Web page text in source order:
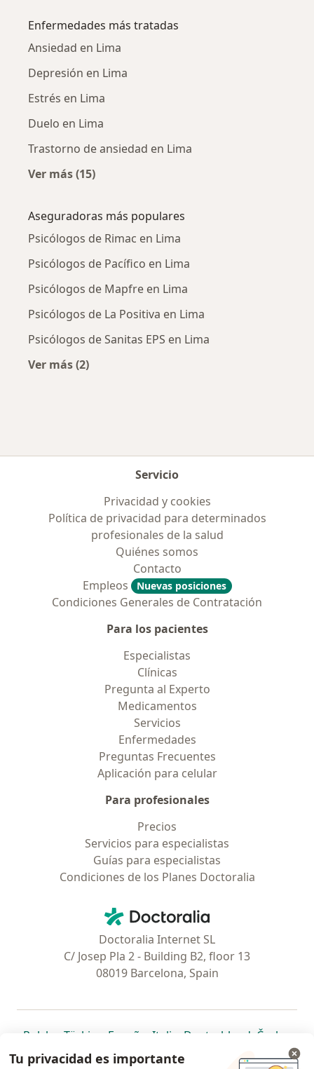
Enfermedades más tratadas
Ansiedad en Lima
Depresión en Lima
Estrés en Lima
Duelo en Lima
Trastorno de ansiedad en Lima
Ver más (15)
Aseguradoras más populares
Psicólogos de Rimac en Lima
Psicólogos de Pacífico en Lima
Psicólogos de Mapfre en Lima
Psicólogos de La Positiva en Lima
Psicólogos de Sanitas EPS en Lima
Ver más (2)
Servicio
Privacidad y cookies
Política de privacidad para determinados
profesionales de la salud
Quiénes somos
Contacto
Empleos
Nuevas posiciones
Condiciones Generales de Contratación
Para los pacientes
Especialistas
Clínicas
Pregunta al Experto
Medicamentos
Servicios
Enfermedades
Preguntas Frecuentes
Aplicación para celular
Para profesionales
Precios
Servicios para especialistas
Guías para especialistas
Condiciones de los Planes Doctoralia
Doctoralia - Página de inicio
Doctoralia Internet SL
C/ Josep Pla 2 - Building B2, floor 13
08019 Barcelona, Spain
Polska se abre en una nueva pestaña
Türkiye se abre en una nueva pestaña
España se abre en una nueva pestaña
Italia se abre en una nueva
Deutschlandse abre en
Česko
Portugal
se abre en una nueva pestaña
México se abre en una nueva pestaña
Chile se abre en una nueva pestaña
Brasil se abre en una nueva
se abre en
se
Tu privacidad es importante